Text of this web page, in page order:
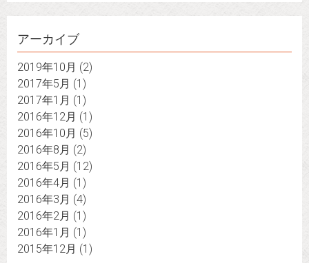
アーカイブ
2019年10月 (2)
2017年5月 (1)
2017年1月 (1)
2016年12月 (1)
2016年10月 (5)
2016年8月 (2)
2016年5月 (12)
2016年4月 (1)
2016年3月 (4)
2016年2月 (1)
2016年1月 (1)
2015年12月 (1)